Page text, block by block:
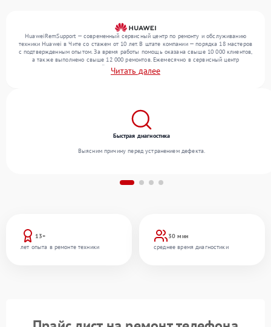
HuaweiRemSupport — современный сервисный центр по ремонту и обслуживанию
техники Huawei в Чите со стажем от 10 лет. В штате компании — порядка 18 мастеров
с подтвержденным опытом. За время работы помощь оказана свыше 10 000 клиентов,
а также выполнено свыше 12 000 ремонтов. Ежемесячно в сервисный центр
поступает более 300 устройств, включая , , . Мы работаем с широким спектром
неисправностей и гарантируем высокое качество обслуживания благодаря опыту
Читать далее
13+
лет опыта в ремонте техники
30 мин
среднее время диагностики
Быстрая диагностика
Выясним причину перед устранением дефекта.